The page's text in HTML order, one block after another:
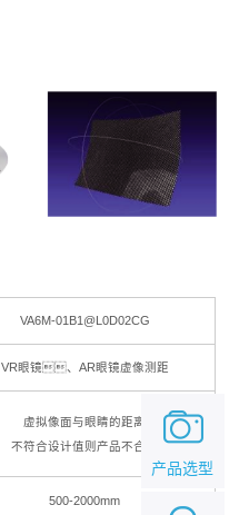
VA6M-01B1@L0D02CG
VR眼镜、AR眼镜虚像测距
虚拟像面与眼睛的距离
不符合设计值则产品不合格
500-2000mm
产品选型